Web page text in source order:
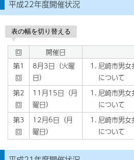
平成22年度開催状況
表の幅を切り替える
回 開催日
第1
回
8月3日（火曜
日）
尼崎市男女
について
第2
回
11月15日（月
曜日）
尼崎市男女
について
第3
回
12月6日（月
曜日）
尼崎市男女
について